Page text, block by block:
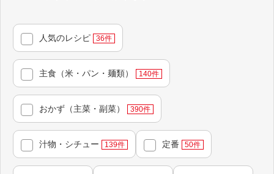
人気のレシピ 36件
主食（米・パン・麺類） 140件
おかず（主菜・副菜） 390件
汁物・シチュー 139件 定番 50件